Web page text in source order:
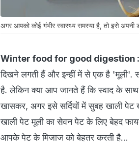
अगर आपको कोई गंभीर स्वास्थ्य समस्या है, तो इसे
Winter food for good digestion :
दिखने लगती हैं और इन्हीं में से एक है 'मूली'.
है. लेकिन क्या आप जानते हैं कि स्वाद के
खासकर, अगर इसे सर्दियों में सुबह खाली पेट
खाली पेट मूली का सेवन पेट के लिए बेहद
आपके पेट के मिजाज को बेहतर करती है...